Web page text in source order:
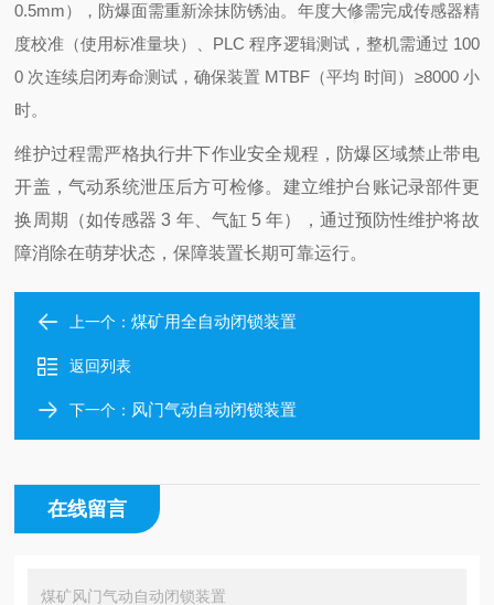
0.5mm），防爆面需重新涂抹防锈油。年度大修需完成传感器精
度校准（使用标准量块）、PLC 程序逻辑测试，整机需通过 100
0 次连续启闭寿命测试，确保装置 MTBF（平均 时间）≥8000 小
时。
维护过程需严格执行井下作业安全规程，防爆区域禁止带电
开盖，气动系统泄压后方可检修。建立维护台账记录部件更
换周期（如传感器 3 年、气缸 5 年），通过预防性维护将故
障消除在萌芽状态，保障装置长期可靠运行。
上一个：煤矿用全自动闭锁装置
返回列表
下一个： 风门气动自动闭锁装置
在线留言